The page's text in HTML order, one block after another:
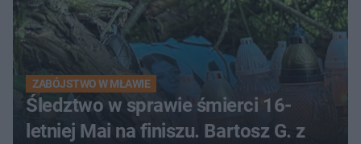
ZABÓJSTWO W MŁAWIE
Śledztwo w sprawie śmierci 16-
letniej Mai na finiszu. Bartosz G. z